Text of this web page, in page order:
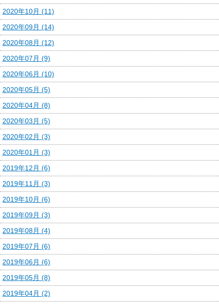
2020年10月 (11)
2020年09月 (14)
2020年08月 (12)
2020年07月 (9)
2020年06月 (10)
2020年05月 (5)
2020年04月 (8)
2020年03月 (5)
2020年02月 (3)
2020年01月 (3)
2019年12月 (6)
2019年11月 (3)
2019年10月 (6)
2019年09月 (3)
2019年08月 (4)
2019年07月 (6)
2019年06月 (6)
2019年05月 (8)
2019年04月 (2)